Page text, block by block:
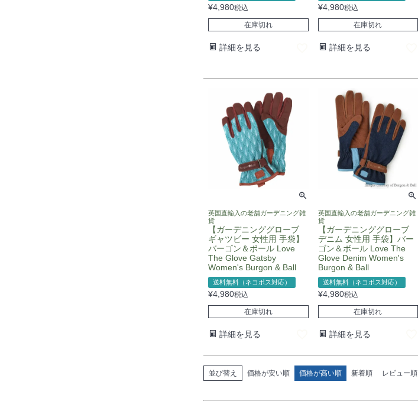
¥4,980税込
在庫切れ
詳細を見る
¥4,980税込
在庫切れ
詳細を見る
英国直輸入の老舗ガーデニング雑
貨
【ガーデニンググローブ
ギャツビー 女性用 手袋】
バーゴン＆ボール Love
The Glove Gatsby
Women's Burgon & Ball
送料無料（ネコポス対応）
¥4,980税込
在庫切れ
詳細を見る
英国直輸入の老舗ガーデニング雑
貨
【ガーデニンググローブ
デニム 女性用 手袋】バー
ゴン＆ボール Love The
Glove Denim Women's
Burgon & Ball
送料無料（ネコポス対応）
¥4,980税込
在庫切れ
詳細を見る
並び替え 価格が安い順 価格が高い順 新着順 レビュー順